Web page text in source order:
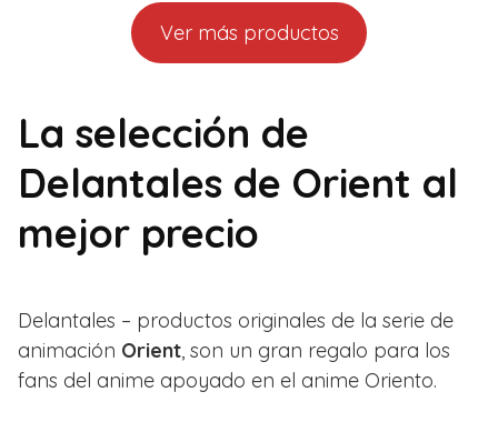
Ver más productos
La selección de
Delantales de Orient al
mejor precio
Delantales – productos originales de la serie de
animación Orient, son un gran regalo para los
fans del anime apoyado en el anime Oriento.